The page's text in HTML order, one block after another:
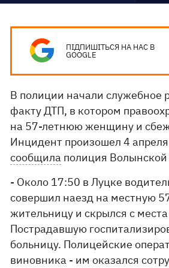
ПІДПИШІТЬСЯ НА НАС В
GOOGLE
В полиции начали служебное
факту ДТП, в котором
на 57-летнюю женщину и
Инцидент произошел 4
сообщила полиция Волынской
- Около 17:50 в Луцке
совершил наезд на местную
жительницу и скрылся с
Пострадавшую
больницу. Полицейские
виновника - им оказался